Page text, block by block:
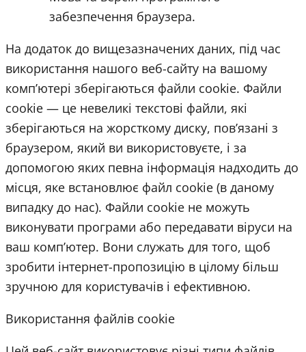
забезпечення браузера.
На додаток до вищезазначених даних, під час
використання нашого веб-сайту на вашому
комп’ютері зберігаються файли cookie. Файли
cookie — це невеликі текстові файли, які
зберігаються на жорсткому диску, пов’язані з
браузером, який ви використовуєте, і за
допомогою яких певна інформація надходить до
місця, яке встановлює файл cookie (в даному
випадку до нас). Файли cookie не можуть
виконувати програми або передавати віруси на
ваш комп’ютер. Вони служать для того, щоб
зробити інтернет-пропозицію в цілому більш
зручною для користувачів і ефективною.
Використання файлів cookie